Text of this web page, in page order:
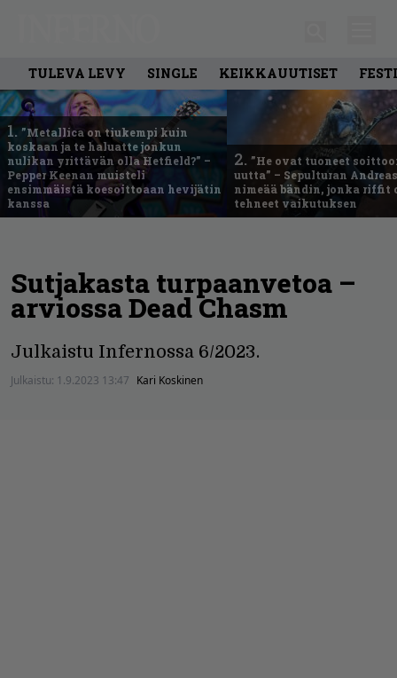
TULEVA LEVY SINGLE KEIKKAUUTISET
1. ”Metallica on tiukempi kuin
koskaan ja te haluatte jonkun
nulikan yrittävän olla Hetfield?” –
Pepper Keenan muisteli
ensimmäistä koesoittoaan hevijätin
kanssa
2. ”He ovat tuoneet
uutta” – Sepulturan
nimeää bändin, jonka riffit
tehneet vaikutuksen
Sutjakasta turpaanvetoa –
arviossa Dead Chasm
Julkaistu Infernossa 6/2023.
Julkaistu: 1.9.2023 13:47 Kari Koskinen